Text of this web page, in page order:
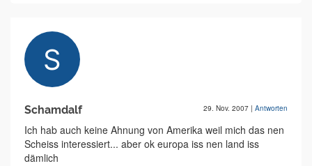
Schamdalf 29. Nov. 2007 | Antworten
Ich hab auch keine Ahnung von Amerika weil mich das nen
Scheiss interessiert... aber ok europa iss nen land iss
dämlich